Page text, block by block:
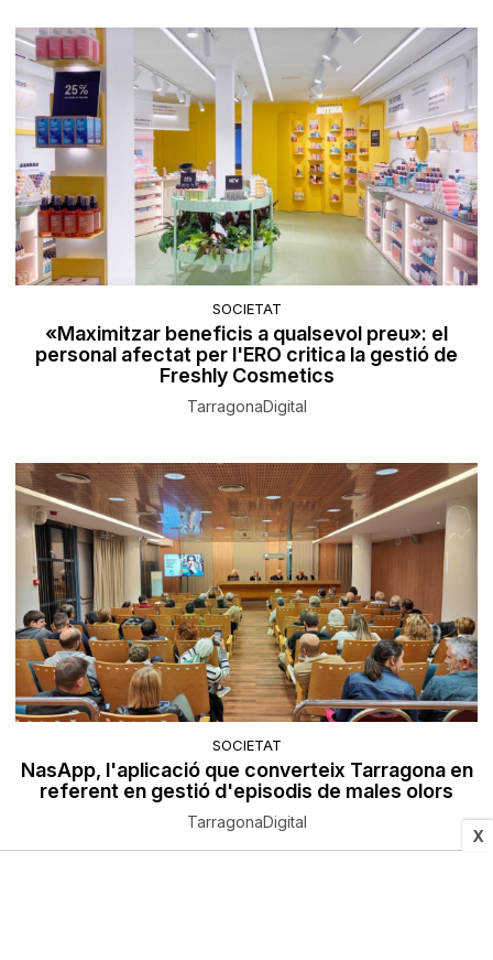
X
SOCIETAT
«Maximitzar beneficis a qualsevol preu»: el
personal afectat per l'ERO critica la gestió de
Freshly Cosmetics
TarragonaDigital
SOCIETAT
NasApp, l'aplicació que converteix Tarragona en
referent en gestió d'episodis de males olors
TarragonaDigital